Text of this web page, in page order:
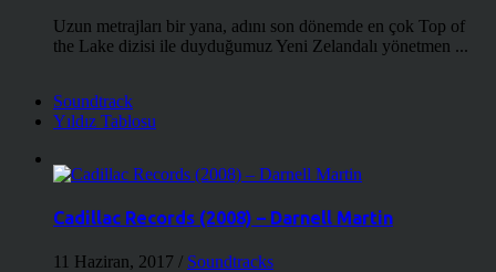
Uzun metrajları bir yana, adını son dönemde en çok Top of
the Lake dizisi ile duyduğumuz Yeni Zelandalı yönetmen ...
Soundtrack
Yıldız Tablosu
Cadillac Records (2008) – Darnell Martin
11 Haziran, 2017 / Soundtracks